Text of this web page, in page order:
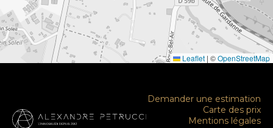
Leaflet | ©OpenStreetMap
Demander une estimation
Carte des prix
Mentions légales